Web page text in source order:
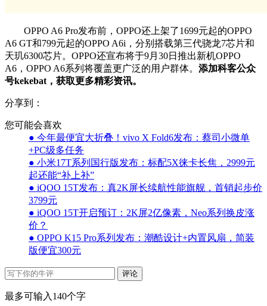
OPPO A6 Pro发布前，OPPO还上架了1699元起的OPPO
A6 GT和799元起的OPPO A6i，分别搭载第三代骁龙7芯片和
天玑6300芯片。OPPO还宣布将于9月30日推出新机OPPO
A6，OPPO A6系列将覆盖更广泛的用户群体。 添加科客公众
号kekebat，获取更多精彩资讯。
分享到：
您可能会喜欢
● 今年最便宜大折叠！vivo X Fold6发布：蔡司小微单
+PC级多任务
● 小米17T系列国行版发布：标配5X徕卡长焦，2999元
起还能“补上补”
● iQOO 15T发布：真2K屏长续航性能旗舰，首销起步价
3799元
● iQOO 15T开启预订：2K屏2亿像素，Neo系列换皮涨
价？
● OPPO K15 Pro系列发布：潮酷设计+内置风扇，简装
版便宜300元
评论
最多可输入140个字